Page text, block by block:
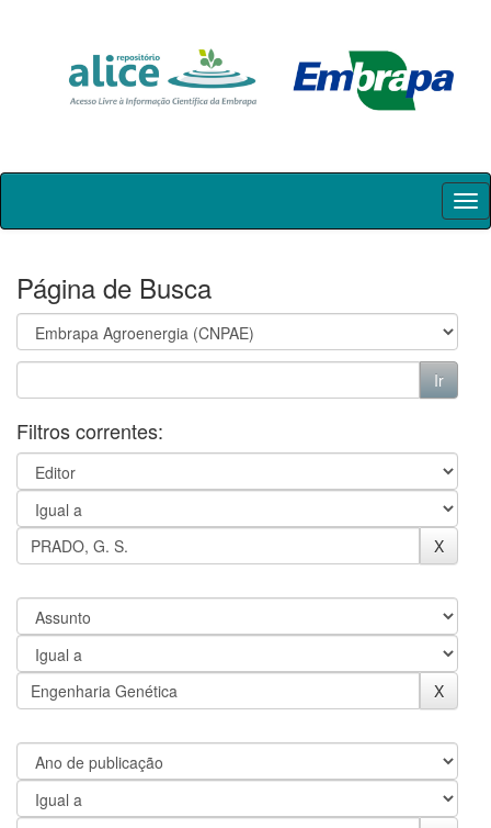
Skip
Página de Busca
Filtros correntes: